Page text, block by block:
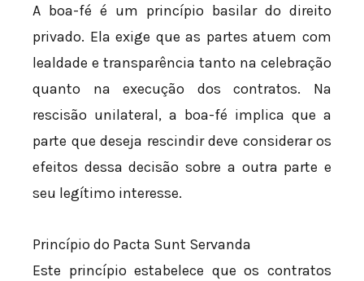
A boa-fé é um princípio basilar do direito
privado. Ela exige que as partes atuem com
lealdade e transparência tanto na celebração
quanto na execução dos contratos. Na
rescisão unilateral, a boa-fé implica que a
parte que deseja rescindir deve considerar os
efeitos dessa decisão sobre a outra parte e
seu legítimo interesse.
Princípio do Pacta Sunt Servanda
Este princípio estabelece que os contratos